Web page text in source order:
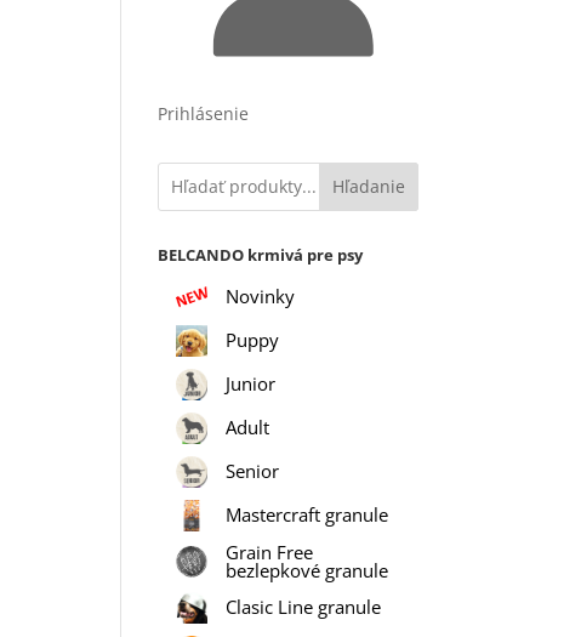
Prihlásenie
Hľadanie
BELCANDO krmivá pre psy
Novinky
Puppy
Junior
Adult
Senior
Mastercraft granule
Grain Free
bezlepkové granule
Clasic Line granule